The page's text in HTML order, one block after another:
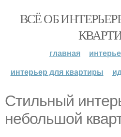
ВСЁ ОБ
главная
интерьер для квартиры
Стильный
небольшой